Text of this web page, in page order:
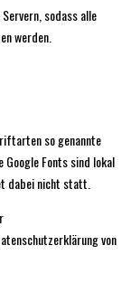
sodass alle
werden.
so genannte
Google Fonts sind lokal
dabei nicht statt.
von